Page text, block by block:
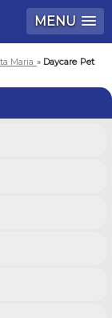
MENU
Maria » Daycare Pet